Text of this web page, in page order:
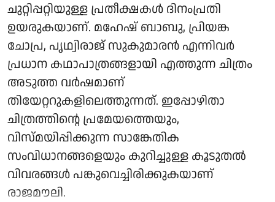
ചുറ്റിപ്പറ്റിയുള്ള പ്രതീക്ഷകൾ ദിനംപ്രതി
ഉയരുകയാണ്. മഹേഷ് ബാബു, പ്രിയങ്ക
ചോപ്ര, പൃഥ്വിരാജ് സുകുമാരൻ എന്നിവർ
പ്രധാന കഥാപാത്രങ്ങളായി എത്തുന്ന ചിത്രം
അടുത്ത വർഷമാണ്
തിയേറ്ററുകളിലെത്തുന്നത്. ഇപ്പോഴിതാ
ചിത്രത്തിന്റെ പ്രമേയത്തെയും,
വിസ്മയിപ്പിക്കുന്ന സാങ്കേതിക
സംവിധാനങ്ങളെയും കുറിച്ചുള്ള കൂടുതൽ
വിവരങ്ങൾ പങ്കുവെച്ചിരിക്കുകയാണ്
രാജമൗലി.